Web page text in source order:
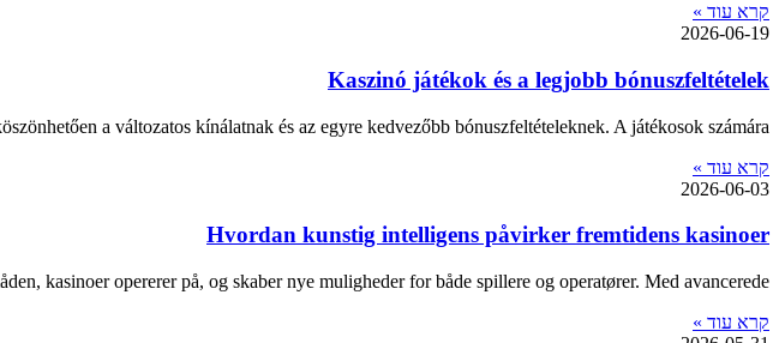
קרא עוד »
2026-06-19
Kaszinó játékok és a legjobb bónuszfeltételek
a változatos kínálatnak és az egyre kedvezőbb bónuszfeltételeknek. A játékosok számára
קרא עוד »
2026-06-03
Hvordan kunstig intelligens påvirker fremtidens kasinoer
kasinoer opererer på, og skaber nye muligheder for både spillere og operatører. Med avancerede
קרא עוד »